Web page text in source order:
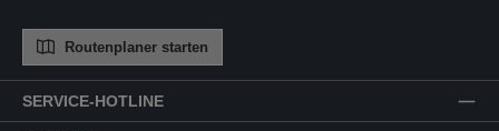
SERVICE-HOTLINE
Routenplaner starten